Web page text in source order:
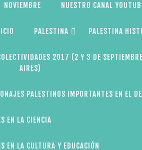
NOVIEMBRE NUESTRO CANAL
PALESTINA PALESTINA
2017 (2 Y 3 DE
AIRES)
PALESTINOS IMPORTANTES EN EL
EN LA CIENCIA
EN LA CULTURA Y EDUCACIÓN